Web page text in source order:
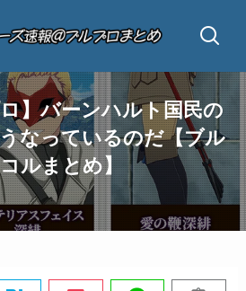
】バーンハルト国民の
なっているのだ【ブル
ルまとめ】